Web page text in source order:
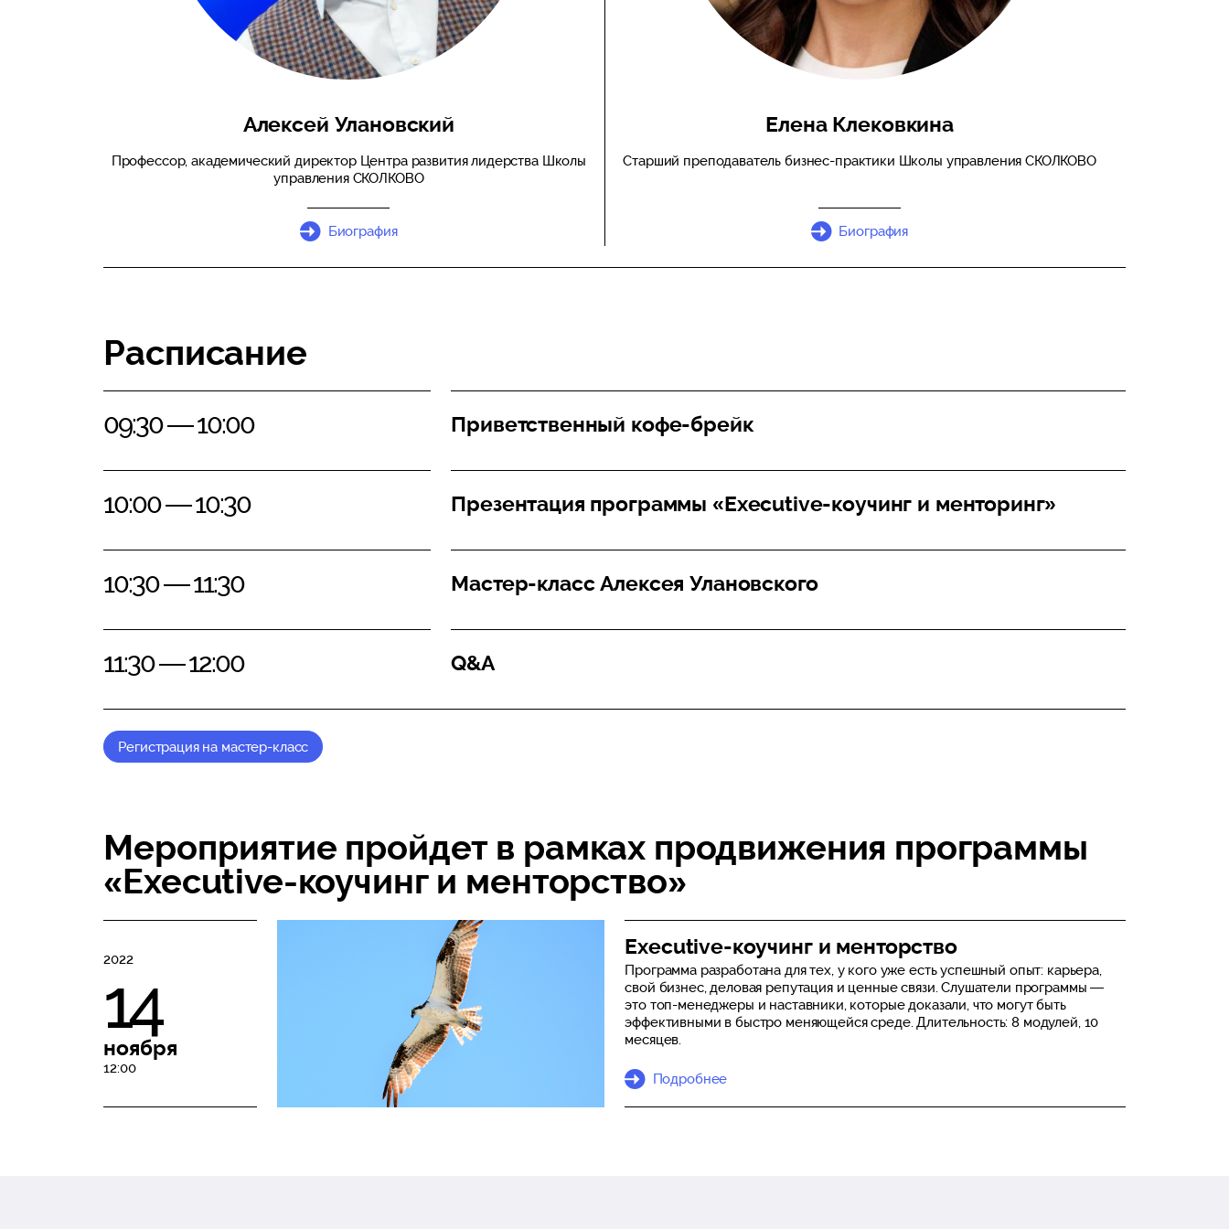
Алексей Улановский
Профессор, академический директор Центра развития лидерства Школы
управления СКОЛКОВО
Биография
Елена Клековкина
Старший преподаватель бизнес-практики Школы управления СКОЛКОВО
Биография
Расписание
09:30 — 10:00 Приветственный кофе-брейк
10:00 — 10:30 Презентация программы «Executive-коучинг и менторинг»
10:30 — 11:30 Мастер-класс Алексея Улановского
11:30 — 12:00 Q&A
Регистрация на мастер-класс
Мероприятие пройдет в рамках продвижения программы
«Executive-коучинг и менторство»
2022
14
ноября
12:00
Executive-коучинг и менторство
Программа разработана для тех, у кого уже есть успешный опыт: карьера,
свой бизнес, деловая репутация и ценные связи. Слушатели программы —
это топ-менеджеры и наставники, которые доказали, что могут быть
эффективными в быстро меняющейся среде. Длительность: 8 модулей, 10
месяцев.
Подробнее